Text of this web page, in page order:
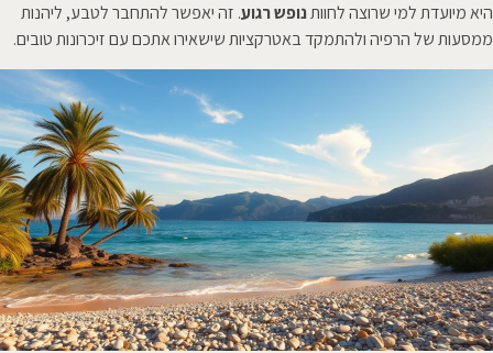
היא מיועדת למי שרוצה לחוותנופש רגוע. זה יאפשר להתחבר לטבע, ליהנות
ממסעות של הרפיה ולהתמקד באטרקציות שישאירו אתכם עם זיכרונות טובים.